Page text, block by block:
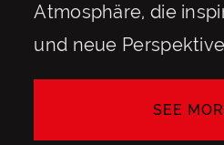
Atmosphäre, die
und neue
SEE